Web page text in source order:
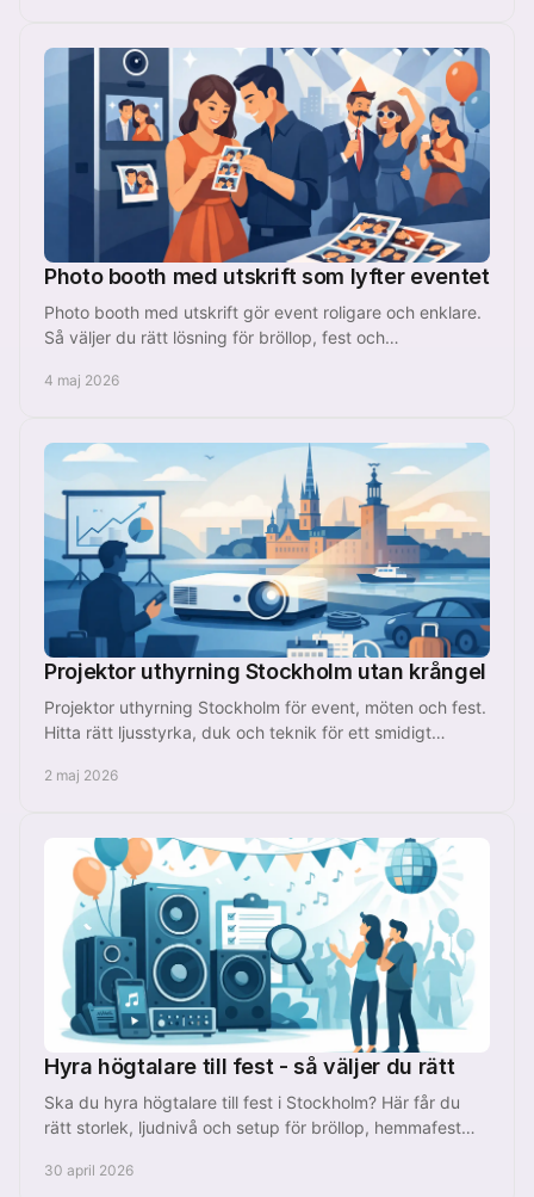
Photo booth med utskrift som lyfter eventet
Photo booth med utskrift gör event roligare och enklare.
Så väljer du rätt lösning för bröllop, fest och
4 maj 2026
Projektor uthyrning Stockholm utan krångel
Projektor uthyrning Stockholm för event, möten och fest.
Hitta rätt ljusstyrka, duk och teknik för ett smidigt
2 maj 2026
Hyra högtalare till fest - så väljer du rätt
Ska du hyra högtalare till fest i Stockholm? Här får du
rätt storlek, ljudnivå och setup för bröllop, hemmafest
30 april 2026